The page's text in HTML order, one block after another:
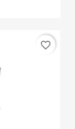
favorite_border